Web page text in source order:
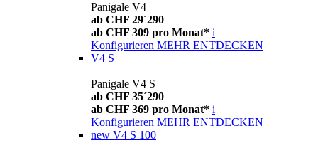
Panigale V4
ab CHF 29´290
ab CHF 309 pro Monat* i
Konfigurieren MEHR ENTDECKEN
V4 S
Panigale V4 S
ab CHF 35´290
ab CHF 369 pro Monat* i
Konfigurieren MEHR ENTDECKEN
new V4 S 100